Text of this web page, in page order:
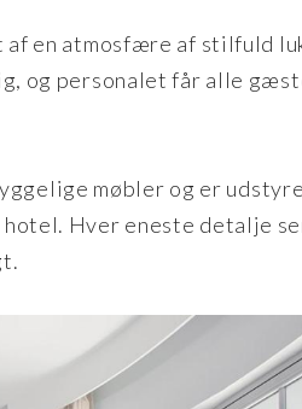
en atmosfære af stilfuld
og personalet får alle
møbler og er
Hver eneste detalje